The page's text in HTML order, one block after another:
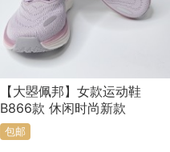
【大曌佩邦】女款运动鞋
B866款 休闲时尚新款
包邮